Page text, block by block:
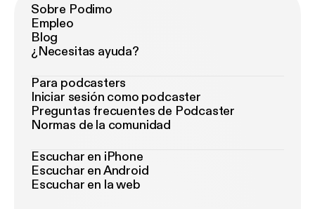
Sobre Podimo
Empleo
Blog
¿Necesitas ayuda?
Para podcasters
Iniciar sesión como podcaster
Preguntas frecuentes de Podcaster
Normas de la comunidad
Escuchar en iPhone
Escuchar en Android
Escuchar en la web